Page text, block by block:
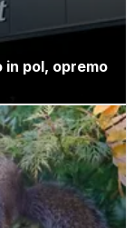
pol, opremo